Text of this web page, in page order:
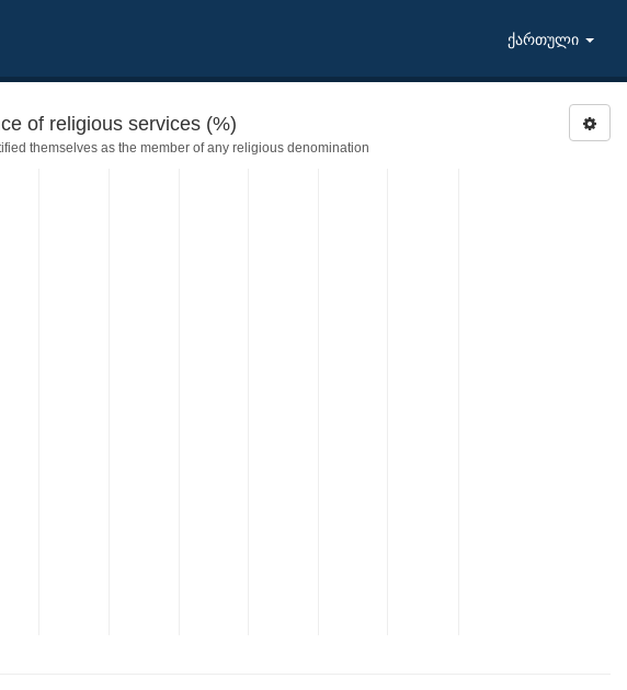
ქართული
of religious services (%)
themselves as the member of any religious denomination